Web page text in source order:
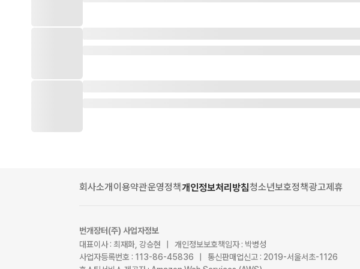
회사소개이용약관운영정책개인정보처리방침청소년보호정책광고제휴
번개장터(주) 사업자정보
대표이사 : 최재화, 강승현 | 개인정보보호책임자 : 박병성
사업자등록번호 : 113-86-45836 | 통신판매업신고 : 2019-서울서초-1126